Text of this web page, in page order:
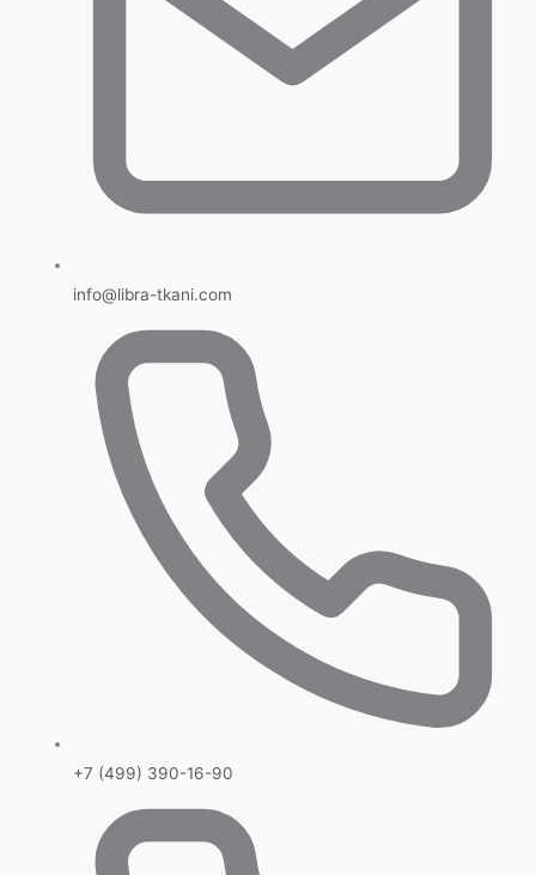
info@libra-tkani.com
+7 (499) 390-16-90